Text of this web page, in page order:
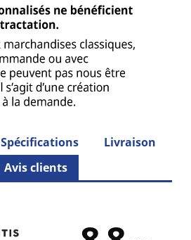
Spécifications
Livraison
Avis clients